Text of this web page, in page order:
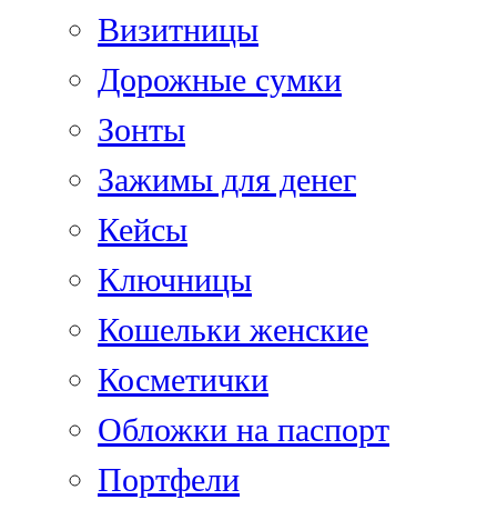
Визитницы
Дорожные сумки
Зонты
Зажимы для денег
Кейсы
Ключницы
Кошельки женские
Косметички
Обложки на паспорт
Портфели